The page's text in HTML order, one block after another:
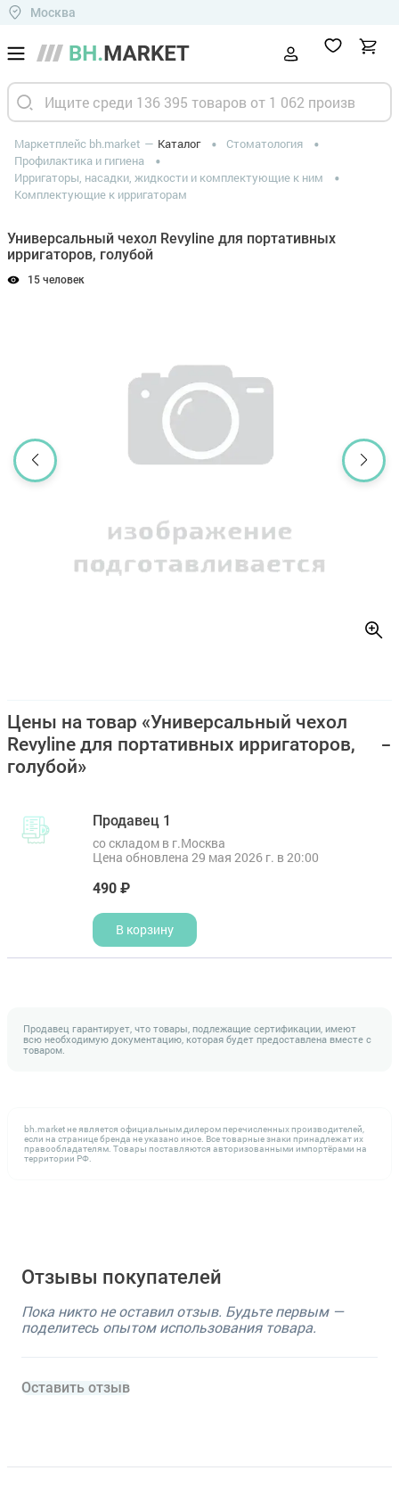
Москва
Маркетплейс bh.market Каталог
Стоматология
Профилактика и гигиена
Ирригаторы, насадки, жидкости и комплектующие к ним
Комплектующие к ирригаторам
Универсальный чехол Revyline для портативных
ирригаторов, голубой
15 человек
Цены на товар «Универсальный чехол
Revyline для портативных ирригаторов,
голубой»
Продавец 1
со складом в г.Москва
Цена обновлена 29 мая 2026 г. в 20:00
490 ₽
В корзину
Продавец гарантирует, что товары, подлежащие сертификации, имеют
всю необходимую документацию, которая будет предоставлена вместе с
товаром.
bh.market не является официальным дилером перечисленных производителей,
если на странице бренда не указано иное. Все товарные знаки принадлежат их
правообладателям. Товары поставляются авторизованными импортёрами на
территории РФ.
Отзывы покупателей
Пока никто не оставил отзыв. Будьте первым —
поделитесь опытом использования товара.
Оставить отзыв